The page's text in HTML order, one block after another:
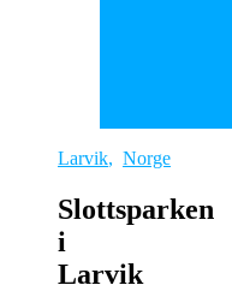
Larvik, Norge
Slottsparken
i
Larvik